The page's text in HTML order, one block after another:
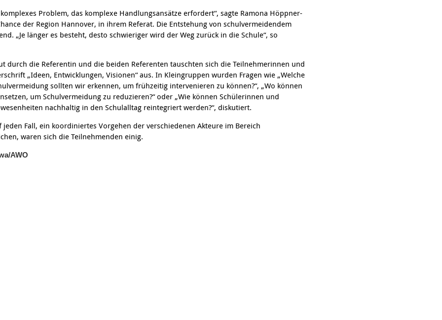
Problem, das komplexe Handlungsansätze erfordert“, sagte Ramona Höppner-
der Region Hannover, in ihrem Referat. Die Entstehung von schulvermeidendem
„Je länger es besteht, desto schwieriger wird der Weg zurück in die Schule“, so
durch die Referentin und die beiden Referenten tauschten sich die Teilnehmerinnen und
„Ideen, Entwicklungen, Visionen“ aus. In Kleingruppen wurden Fragen wie „Welche
sollten wir erkennen, um frühzeitig intervenieren zu können?“, „Wo können
um Schulvermeidung zu reduzieren?“ oder „Wie können Schülerinnen und
nachhaltig in den Schulalltag reintegriert werden?“, diskutiert.
Fall, ein koordiniertes Vorgehen der verschiedenen Akteure im Bereich
waren sich die Teilnehmenden einig.
AWO